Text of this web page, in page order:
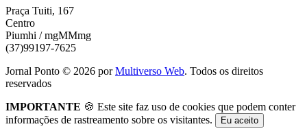
Praça Tuiti, 167
Centro
Piumhi / mgMMmg
(37)99197-7625
Jornal Ponto © 2026 porMultiverso Web. Todos os direitos
reservados
IMPORTANTE 🍪 Este site faz uso de cookies que podem conter
informações de rastreamento sobre os visitantes.
Eu aceito